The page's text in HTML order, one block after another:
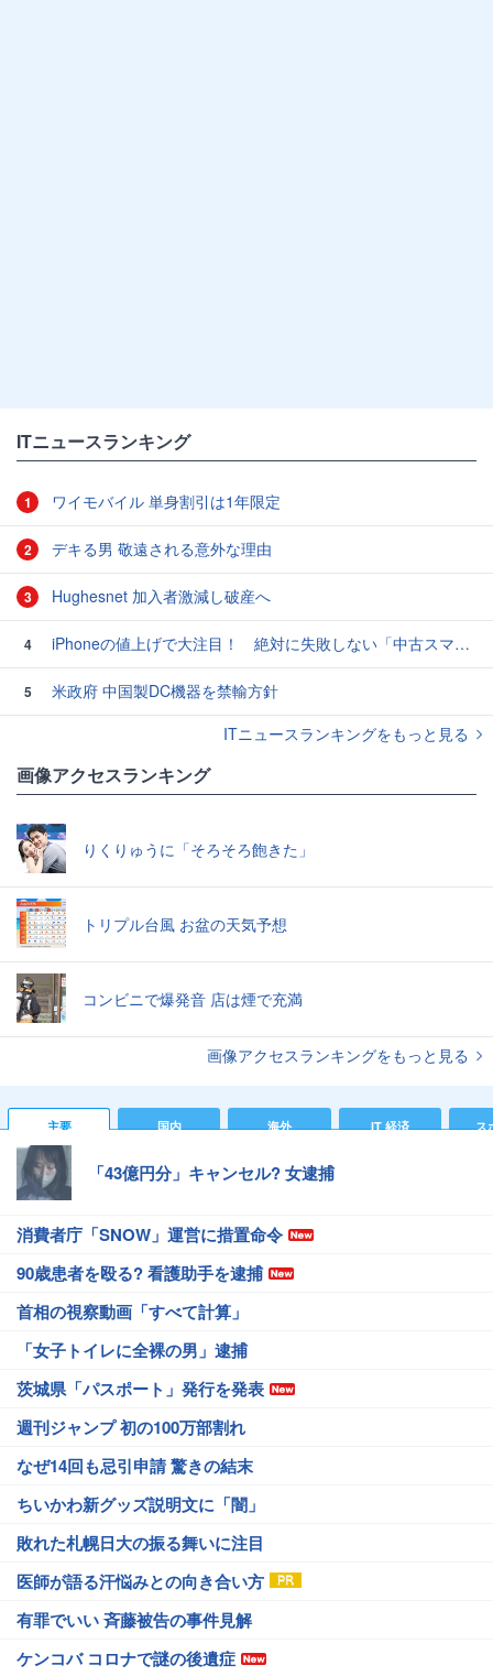
ITニュースランキング
1 ワイモバイル 単身割引は1年限定
2 デキる男 敬遠される意外な理由
3 Hughesnet 加入者激減し破産へ
4 iPhoneの値上げで大注目！ 絶対に失敗しない「中古スマホ」の売り方＆買い方
5
米政府 中国製DC機器を禁輸方針
ITニュースランキングをもっと見る
画像アクセスランキング
りくりゅうに「そろそろ飽きた」
トリプル台風 お盆の天気予想
コンビニで爆発音 店は煙で充満
画像アクセスランキングをもっと見る
主要 国内 海外 IT 経済 ス
「43億円分」キャンセル? 女逮捕
消費者庁「SNOW」運営に措置命令
90歳患者を殴る? 看護助手を逮捕
首相の視察動画「すべて計算」
「女子トイレに全裸の男」逮捕
茨城県「パスポート」発行を発表
週刊ジャンプ 初の100万部割れ
なぜ14回も忌引申請 驚きの結末
ちいかわ新グッズ説明文に「闇」
敗れた札幌日大の振る舞いに注目
医師が語る汗悩みとの向き合い方
有罪でいい 斉藤被告の事件見解
ケンコバ コロナで謎の後遺症